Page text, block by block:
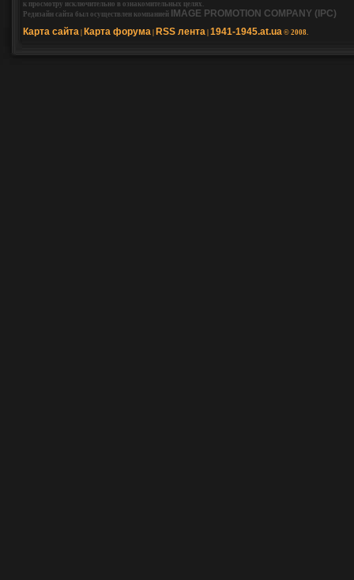
к просмотру исключительно в ознакомительных целях.
Редизайн сайта был осуществлен компанией
IMAGE PROMOTION COMPANY (IPC)
Карта сайта Карта форума RSS лента 1941-1945.at.ua © 2008.